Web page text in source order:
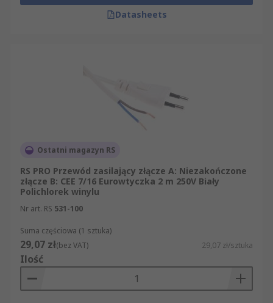
Datasheets
Ostatni magazyn RS
RS PRO Przewód zasilający złącze A: Niezakończone
złącze B: CEE 7/16 Eurowtyczka 2 m 250V Biały
Polichlorek winylu
Nr art. RS 531-100
Suma częściowa (1 sztuka)
29,07 zł(bez VAT) 29,07 zł/sztuka
Ilość